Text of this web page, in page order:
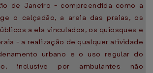
de Janeiro - compreendida como a
o calçadão, a areia das praias, os
a ela vinculados, os quiosques e
- a realização de qualquer atividade
urbano e o uso regular do
inclusive por ambulantes não